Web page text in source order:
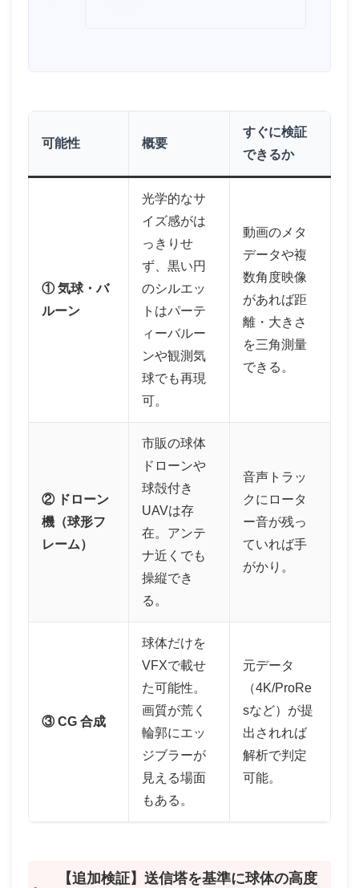
可能性 概要
すぐに検証
できるか
① 気球・バ
ルーン
光学的なサ
イズ感がは
っきりせ
ず、黒い円
のシルエッ
トはパーテ
ィーバルー
ンや観測気
球でも再現
可。
動画のメタ
データや複
数角度映像
があれば距
離・大きさ
を三角測量
できる。
② ドローン
機（球形フ
レーム）
市販の球体
ドローンや
球殻付き
UAVは存
在。アンテ
ナ近くでも
操縦でき
る。
音声トラッ
クにロータ
ー音が残っ
ていれば手
がかり。
③ CG 合成
球体だけを
VFXで載せ
た可能性。
画質が荒く
輪郭にエッ
ジブラーが
見える場面
もある。
元データ
（4K/ProRe
sなど）が提
出されれば
解析で判定
可能。
【追加検証】送信塔を基準に球体の高度